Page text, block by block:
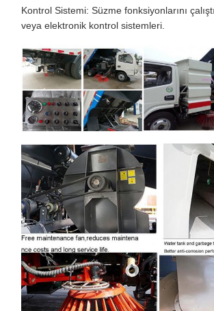
Kontrol Sistemi: Süzme fonksiyonlarını
veya elektronik kontrol sistemleri.